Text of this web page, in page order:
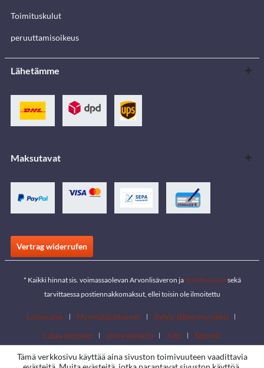
Toimituskulut
peruuttamisoikeus
Lähetämme
Maksutavat
Vertrag widerrufen
* Kaikki hinnat sis. voimassaolevan Arvonlisäveron jatoimituskulutsekä
tarvittaessa postiennakkomaksut, ellei toisin ole ilmoitettu
Latausalue Myymäläpaikannin
Ryhdy jälleenmyyjäksi
Lataa luettelot
yhteyshenkilö Jobs Sijainnit
Tämä verkkosivu käyttää aina sivuston toimivuuteen vaadittavia